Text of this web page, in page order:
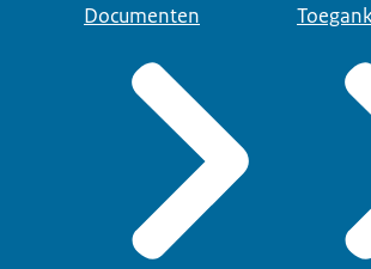
Documenten